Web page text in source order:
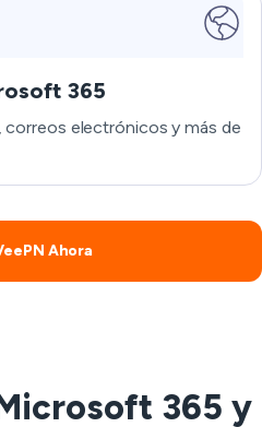
365
electrónicos y más de
Ahora
365 y